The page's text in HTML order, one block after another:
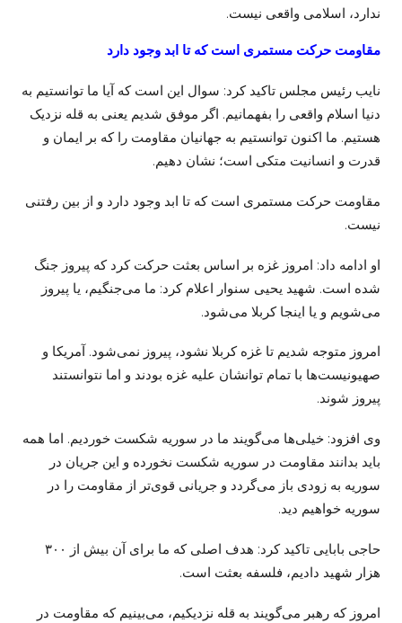
ندارد، اسلامی واقعی نیست.
مقاومت حرکت مستمری است که تا ابد وجود دارد
نایب رئیس مجلس تاکید کرد: سوال این است که آیا ما توانستیم به
دنیا اسلام واقعی را بفهمانیم. اگر موفق شدیم یعنی به قله نزدیک
هستیم. ما اکنون توانستیم به جهانیان مقاومت را که بر ایمان و
قدرت و انسانیت متکی است؛ نشان دهیم.
مقاومت حرکت مستمری است که تا ابد وجود دارد و از بین رفتنی
نیست.
او ادامه داد: امروز غزه بر اساس بعثت حرکت کرد که پیروز جنگ
شده است. شهید یحیی سنوار اعلام کرد: ما می‌جنگیم، یا پیروز
می‌شویم و یا اینجا کربلا می‌شود.
امروز متوجه شدیم تا غزه کربلا نشود، پیروز نمی‌شود. آمریکا و
صهیونیست‌ها با تمام توانشان علیه غزه بودند و اما نتوانستند
پیروز شوند.
وی افزود: خیلی‌ها می‌گویند ما در سوریه شکست خوردیم. اما همه
باید بدانند مقاومت در سوریه شکست نخورده و این جریان در
سوریه به زودی باز می‌گردد و جریانی قوی‌تر از مقاومت را در
سوریه خواهیم دید.
حاجی بابایی تاکید کرد: هدف اصلی که ما برای آن بیش از ۳۰۰
هزار شهید دادیم، فلسفه بعثت است.
امروز که رهبر می‌گویند به قله نزدیکیم، می‌بینیم که مقاومت در